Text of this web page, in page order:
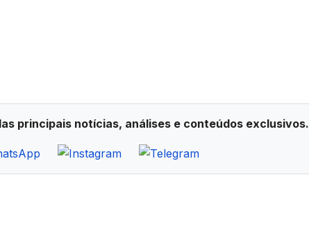
principais notícias, análises e conteúdos exclusivos.